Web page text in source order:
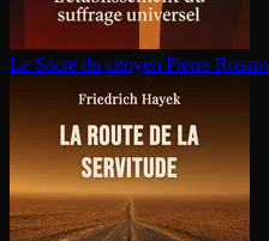
Le Sacre du citoyen Pierre